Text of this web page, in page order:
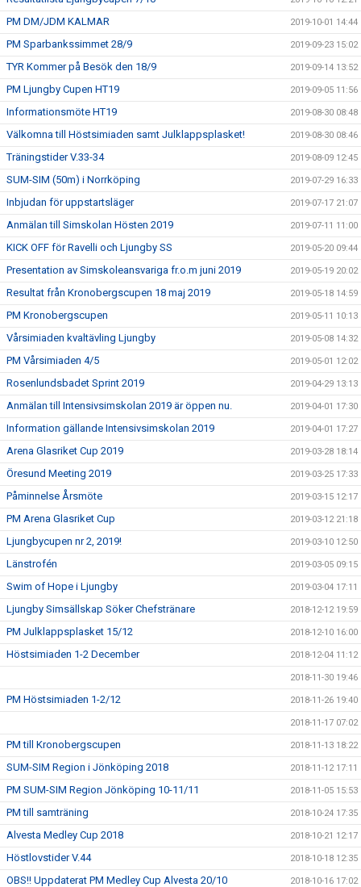
PM DM/JDM KALMAR 2019-10-01 14:44
PM Sparbankssimmet 28/9 2019-09-23 15:02
TYR Kommer på Besök den 18/9 2019-09-14 13:52
PM Ljungby Cupen HT19 2019-09-05 11:56
Informationsmöte HT19 2019-08-30 08:48
Välkomna till Höstsimiaden samt Julklappsplasket! 2019-08-30 08:46
Träningstider V.33-34 2019-08-09 12:45
SUM-SIM (50m) i Norrköping 2019-07-29 16:33
Inbjudan för uppstartsläger 2019-07-17 21:07
Anmälan till Simskolan Hösten 2019 2019-07-11 11:00
KICK OFF för Ravelli och Ljungby SS 2019-05-20 09:44
Presentation av Simskoleansvariga fr.o.m juni 2019 2019-05-19 20:02
Resultat från Kronobergscupen 18 maj 2019 2019-05-18 14:59
PM Kronobergscupen 2019-05-11 10:13
Vårsimiaden kvaltävling Ljungby 2019-05-08 14:32
PM Vårsimiaden 4/5 2019-05-01 12:02
Rosenlundsbadet Sprint 2019 2019-04-29 13:13
Anmälan till Intensivsimskolan 2019 är öppen nu. 2019-04-01 17:30
Information gällande Intensivsimskolan 2019 2019-04-01 17:27
Arena Glasriket Cup 2019 2019-03-28 18:14
Öresund Meeting 2019 2019-03-25 17:33
Påminnelse Årsmöte 2019-03-15 12:17
PM Arena Glasriket Cup 2019-03-12 21:18
Ljungbycupen nr 2, 2019! 2019-03-10 12:50
Länstrofén 2019-03-05 09:15
Swim of Hope i Ljungby 2019-03-04 17:11
Ljungby Simsällskap Söker Chefstränare 2018-12-12 19:59
PM Julklappsplasket 15/12 2018-12-10 16:00
Höstsimiaden 1-2 December 2018-12-04 11:12
2018-11-30 19:46
PM Höstsimiaden 1-2/12 2018-11-26 19:40
2018-11-17 07:02
PM till Kronobergscupen 2018-11-13 18:22
SUM-SIM Region i Jönköping 2018 2018-11-12 17:11
PM SUM-SIM Region Jönköping 10-11/11 2018-11-05 15:53
PM till samträning 2018-10-24 17:35
Alvesta Medley Cup 2018 2018-10-21 12:17
Höstlovstider V.44 2018-10-18 12:35
OBS!! Uppdaterat PM Medley Cup Alvesta 20/10 2018-10-16 17:02